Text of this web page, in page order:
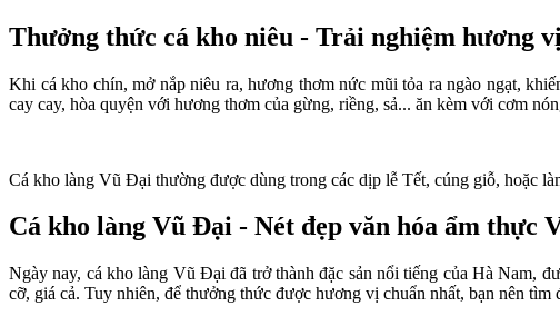
Thưởng thức cá kho niêu - Trải nghiệm hương
Khi cá kho chín, mở nắp niêu ra, hương thơm nức mũi tỏa ra ngào ngạt,
cay cay, hòa quyện với hương thơm của gừng, riềng, sả... ăn kèm với cơm
Cá kho làng Vũ Đại thường được dùng trong các dịp lễ Tết, cúng giỗ, hoặc
Cá kho làng Vũ Đại - Nét đẹp văn hóa ẩm thực
Ngày nay, cá kho làng Vũ Đại đã trở thành đặc sản nổi tiếng của Hà Nam,
cỡ, giá cả. Tuy nhiên, để thưởng thức được hương vị chuẩn nhất, bạn nên